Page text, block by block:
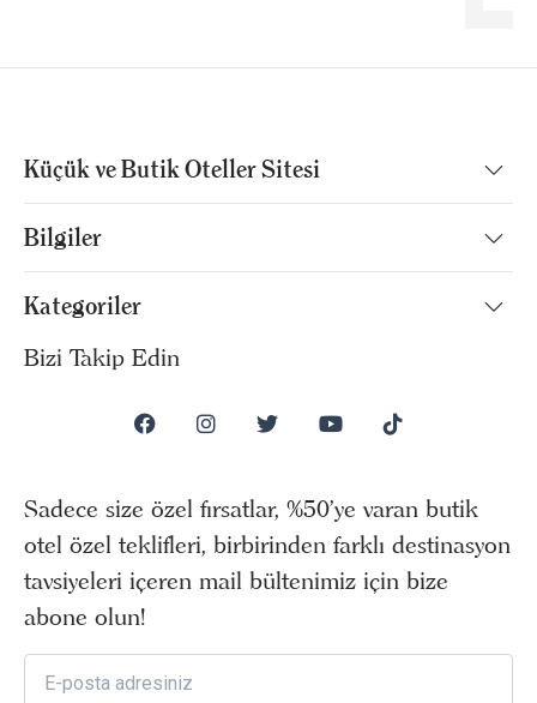
Küçük ve Butik Oteller Sitesi
Bilgiler
Kategoriler
Bizi Takip Edin
Sadece size özel fırsatlar, %50’ye varan butik
otel özel teklifleri, birbirinden farklı destinasyon
tavsiyeleri içeren mail bültenimiz için bize
abone olun!